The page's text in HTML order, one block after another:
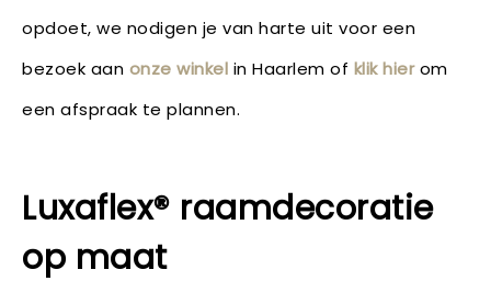
opdoet, we nodigen je van harte uit voor een
bezoek aan onze winkel in Haarlem of klik hierom
een afspraak te plannen.
Luxaflex® raamdecoratie
op maat